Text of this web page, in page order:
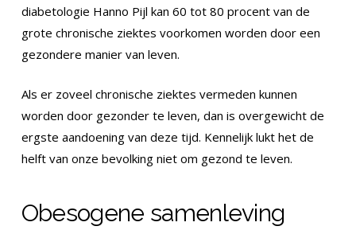
diabetologie Hanno Pijl kan 60 tot 80 procent van de
grote chronische ziektes voorkomen worden door een
gezondere manier van leven.
Als er zoveel chronische ziektes vermeden kunnen
worden door gezonder te leven, dan is overgewicht de
ergste aandoening van deze tijd. Kennelijk lukt het de
helft van onze bevolking niet om gezond te leven.
Obesogene samenleving